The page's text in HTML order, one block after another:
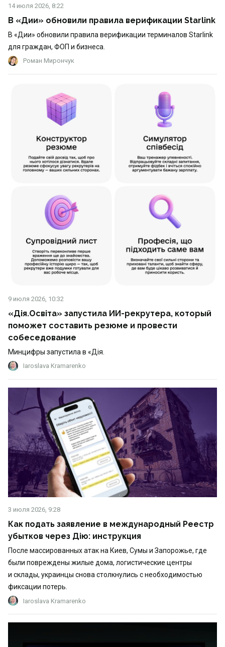
14 июля 2026, 8:22
В «Дии» обновили правила верификации Starlink
В «Дии» обновили правила верификации терминалов Starlink
для граждан, ФОП и бизнеса.
Роман Мирончук
9 июля 2026, 10:32
«Дія.Освіта» запустила ИИ-рекрутера, который
поможет составить резюме и провести
собеседование
Минцифры запустила в «Дія.
Iaroslava Kramarenko
3 июля 2026, 9:28
Как подать заявление в международный Реестр
убытков через Дію: инструкция
После массированных атак на Киев, Сумы и Запорожье, где
были повреждены жилые дома, логистические центры
и склады, украинцы снова столкнулись с необходимостью
фиксации потерь.
Iaroslava Kramarenko